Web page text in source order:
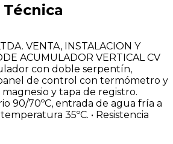
VENTA, INSTALACION Y
ACUMULADOR VERTICAL CV
con doble serpentín,
de control con termómetro y
y tapa de registro.
90/70ºC, entrada de agua fría a
35ºC. • Resistencia